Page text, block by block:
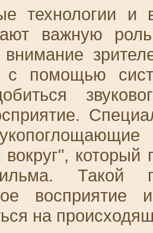
технологии и
важную
внимание
с помощью
который
Такой
восприятие
на